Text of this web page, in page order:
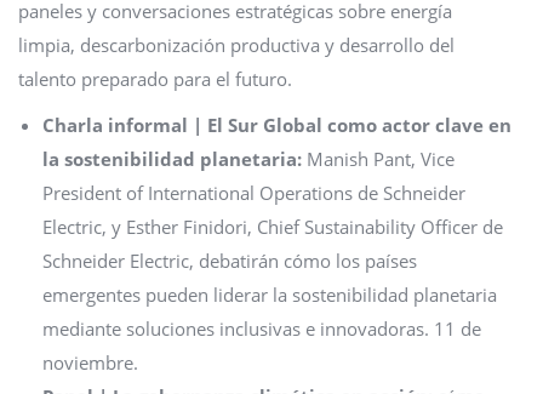
paneles y conversaciones estratégicas sobre energía
limpia, descarbonización productiva y desarrollo del
talento preparado para el futuro.
Charla informal | El Sur Global como actor clave en
la sostenibilidad planetaria: Manish Pant, Vice
President of International Operations de Schneider
Electric, y Esther Finidori, Chief Sustainability Officer de
Schneider Electric, debatirán cómo los países
emergentes pueden liderar la sostenibilidad planetaria
mediante soluciones inclusivas e innovadoras. 11 de
noviembre.